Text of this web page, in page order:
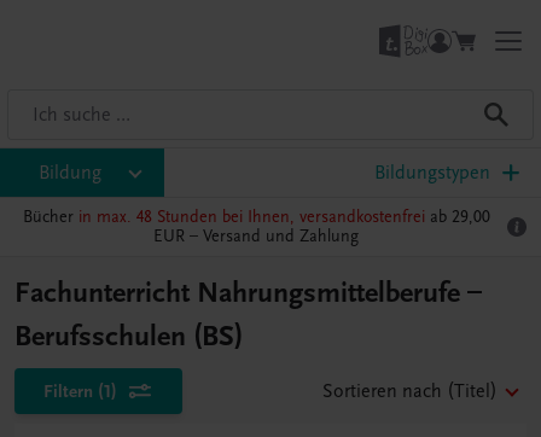
Bildung Bildungstypen
Bücher in max. 48 Stunden bei Ihnen, versandkostenfrei ab 29,00
EUR – Versand und Zahlung
Fachunterricht Nahrungsmittelberufe –
Berufsschulen (BS)
Filtern (1) Sortieren nach (Titel)